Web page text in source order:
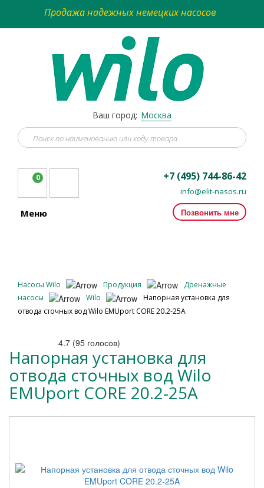
Продажа надежных немецких насосов
Ваш город: Москва
0 +7 (495) 744-86-42
info@elit-nasos.ru
Позвонить мне
Меню
Насосы Wilo Продукция
Дренажные
насосы
Wilo
Напорная установка для
отвода сточных вод Wilo EMUport CORE 20.2-25A
4.7 (95 голосов)
Напорная установка для
отвода сточных вод Wilo
EMUport CORE 20.2-25A